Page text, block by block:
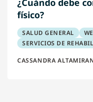
¿Cuándo debe
físico?
SALUD GENERAL
SERVICIOS DE
CASSANDRA